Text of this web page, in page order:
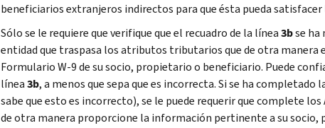
beneficiarios extranjeros indirectos para que ésta pueda
Sólo se le requiere que verifique que el recuadro de la línea3bse ha
entidad que traspasa los atributos tributarios que de otra manera
Formulario W-9 de su socio, propietario o beneficiario. Puede
línea3b, a menos que sepa que es incorrecta. Si se ha completado
sabe que esto es incorrecto), se le puede requerir que complete
de otra manera proporcione la información pertinente a su socio,